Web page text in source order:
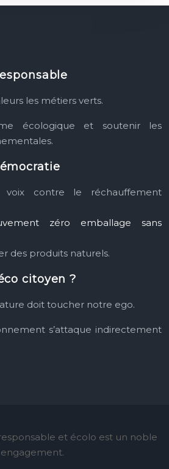
les métiers verts.
écologique et soutenir les
voix contre le réchauffement
zéro emballage sans
des produits naturels.
citoyen ?
doit toucher notre ego.
s’attaque indirectement
et écolo est un noble
engagement.